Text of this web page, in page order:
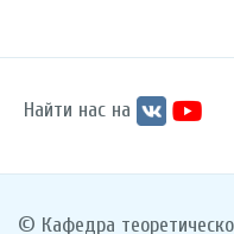
Найти нас на
© Кафедра